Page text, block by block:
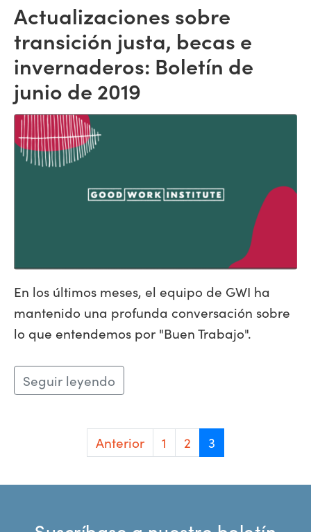
Actualizaciones sobre
transición justa, becas e
invernaderos: Boletín de
junio de 2019
En los últimos meses, el equipo de GWI ha
mantenido una profunda conversación sobre
lo que entendemos por "Buen Trabajo".
Seguir leyendo
Anterior 1 2 3